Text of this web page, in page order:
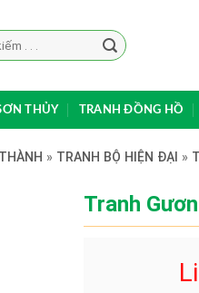
THỦY TRANH ĐỒNG HỒ
» TRANH BỘ HIỆN ĐẠI »
Tranh